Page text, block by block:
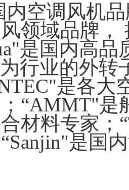
内空调风机
领域品牌，
是国内高品
行业的外转
是各
“AMMT"是
材料专家；
是国